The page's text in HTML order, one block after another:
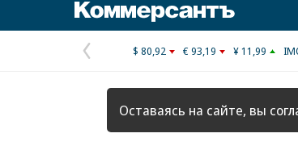
Предыдущая
страница
$ 80,92 € 93,19 ¥ 11,99
Оставаясь на сайте, вы